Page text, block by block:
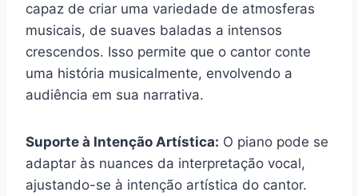
capaz de criar uma variedade de atmosferas
musicais, de suaves baladas a intensos
crescendos. Isso permite que o cantor conte
uma história musicalmente, envolvendo a
audiência em sua narrativa.
Suporte à Intenção Artística: O piano pode se
adaptar às nuances da interpretação vocal,
ajustando-se à intenção artística do cantor.